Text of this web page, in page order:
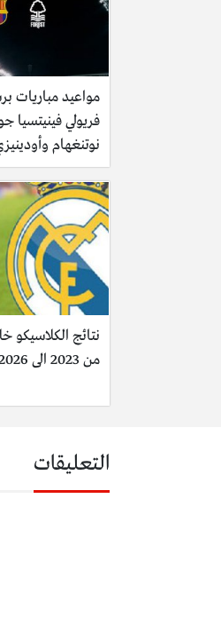
مواعيد مباريات
فريولي فينيتسيا
نوتنغهام
من 2023 الى 2026
التعليقات